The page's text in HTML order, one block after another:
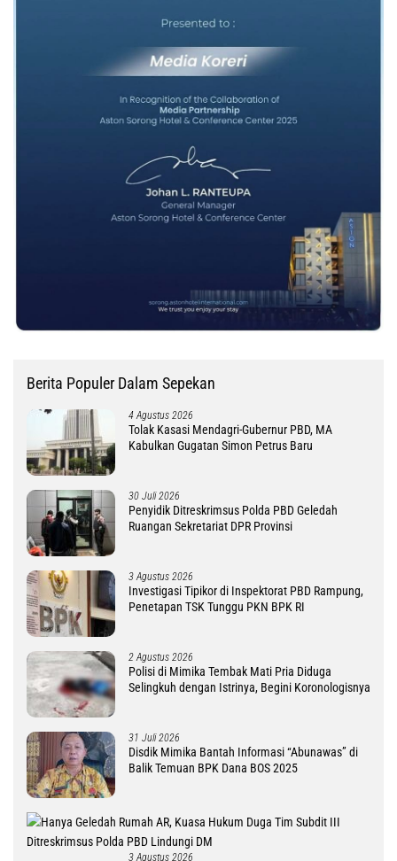
Berita Populer Dalam Sepekan
4 Agustus 2026
Tolak Kasasi Mendagri-Gubernur PBD, MA
Kabulkan Gugatan Simon Petrus Baru
30 Juli 2026
Penyidik Ditreskrimsus Polda PBD Geledah
Ruangan Sekretariat DPR Provinsi
3 Agustus 2026
Investigasi Tipikor di Inspektorat PBD Rampung,
Penetapan TSK Tunggu PKN BPK RI
2 Agustus 2026
Polisi di Mimika Tembak Mati Pria Diduga
Selingkuh dengan Istrinya, Begini Koronologisnya
31 Juli 2026
Disdik Mimika Bantah Informasi “Abunawas” di
Balik Temuan BPK Dana BOS 2025
3 Agustus 2026